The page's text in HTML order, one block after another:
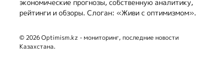
экономические прогнозы, собственную аналитику,
рейтинги и обзоры. Слоган: «Живи с оптимизмом».
© 2026 Optimism.kz - мониторинг, последние новости
Казахстана.